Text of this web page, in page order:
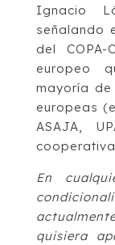
Ignacio
señalando
del
europeo
mayoría
europeas
ASAJA,
En
quisiera